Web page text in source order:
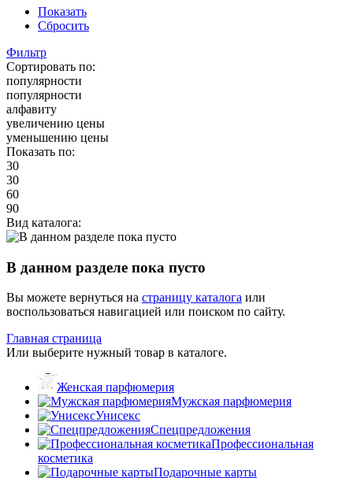
Показать
Сбросить
Фильтр
Сортировать по:
популярности
популярности
алфавиту
увеличению цены
уменьшению цены
Показать по:
30
30
60
90
Вид каталога:
В данном разделе пока пусто
Вы можете вернуться на страницу каталога или
воспользоваться навигацией или поиском по сайту.
Главная страница
Или выберите нужный товар в каталоге.
Женская парфюмерия
Мужская парфюмерия
Унисекс
Спецпредложения
Профессиональная
косметика
Подарочные карты